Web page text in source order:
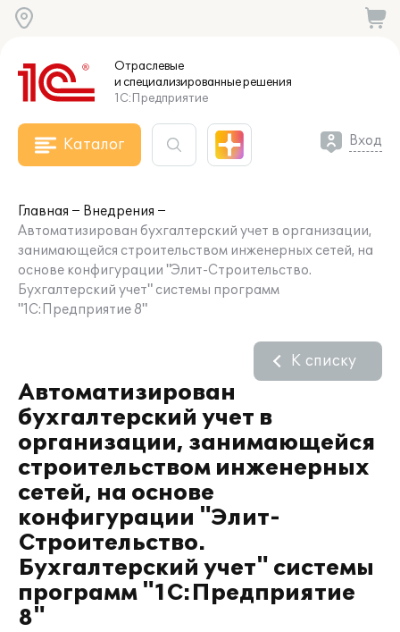
Отраслевые
и специализированныерешения
1С:Предприятие
Каталог Вход
Главная
Внедрения
Автоматизирован бухгалтерский учет в организации,
занимающейся строительством инженерных сетей, на
основе конфигурации "Элит-Строительство.
Бухгалтерский учет" системы программ
"1С:Предприятие 8"
Автоматизирован
бухгалтерский учет в
организации, занимающейся
строительством инженерных
сетей, на основе
конфигурации "Элит-
Строительство.
Бухгалтерский учет" системы
программ "1С:Предприятие
8"
К списку